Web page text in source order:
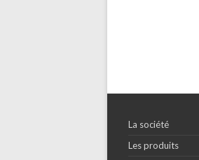
La société
Les produits